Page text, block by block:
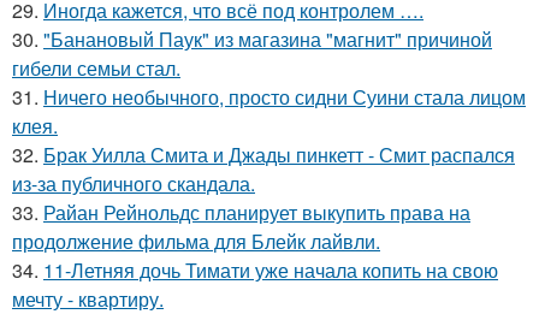
29. Иногда кажется, что всё под контролем ….
30. "Банановый Паук" из магазина "магнит" причиной
гибели семьи стал.
31. Ничего необычного, просто сидни Суини стала лицом
клея.
32. Брак Уилла Смита и Джады пинкетт - Смит распался
из-за публичного скандала.
33. Райан Рейнольдс планирует выкупить права на
продолжение фильма для Блейк лайвли.
34. 11-Летняя дочь Тимати уже начала копить на свою
мечту - квартиру.